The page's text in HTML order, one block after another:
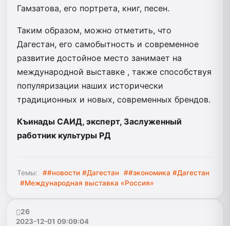
Гамзатова, его портрета, книг, песен.
Таким образом, можно отметить, что
Дагестан, его самобытность и современное
развитие достойное место занимает на
международной выставке , также способствуя
популяризации наших исторически
традиционных и новых, современных брендов.
Къинады САИД, эксперт, Заслуженный
работник культуры РД
Темы: ##новости #Дагестан
##экономика #Дагестан
#Международная выставка «Россия»
26
2023-12-01 09:09:04